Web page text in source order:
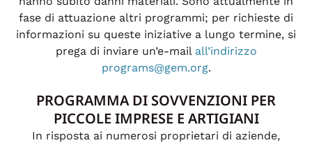
fase di attuazione altri programmi; per richieste di
informazioni su queste iniziative a lungo termine, si
prega di inviare un’e-mail all’indirizzo
programs@gem.org.
PROGRAMMA DI SOVVENZIONI PER
PICCOLE IMPRESE E ARTIGIANI
In risposta ai numerosi proprietari di aziende,